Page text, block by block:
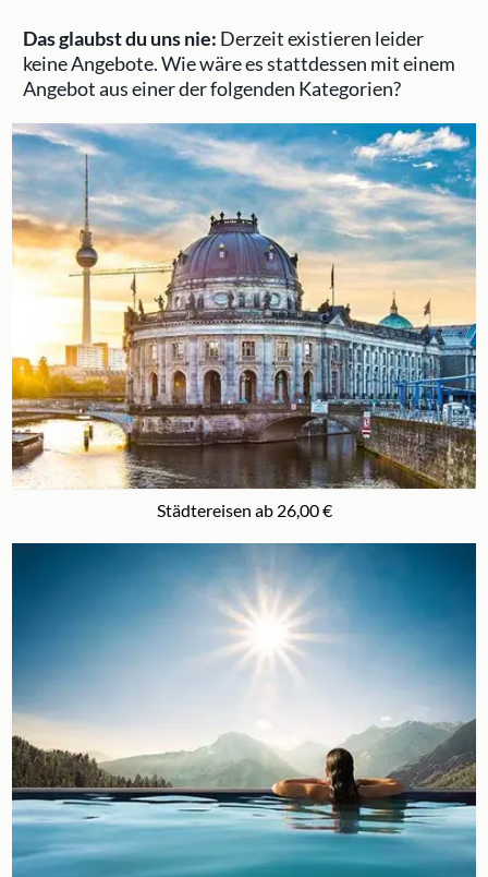
Das glaubst du uns nie: Derzeit existieren leider
keine Angebote.Wie wäre es stattdessen mit einem
Angebot aus einer der folgenden Kategorien?
Städtereisen ab 26,00 €